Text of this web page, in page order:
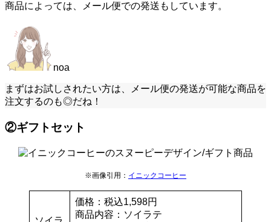
商品によっては、メール便での発送もしています。
noa
まずはお試しされたい方は、メール便の発送が可能な商品を
注文するのも◎だね！
②ギフトセット
※画像引用： イニックコーヒー
価格：税込1,598円
商品内容：ソイラテ